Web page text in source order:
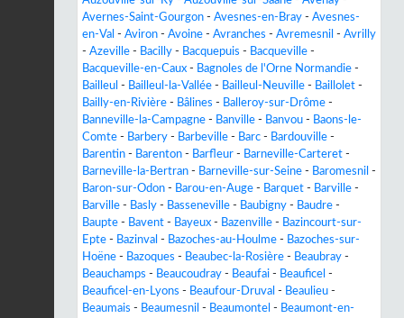
Avernes-Saint-Gourgon - Avesnes-en-Bray - Avesnes-
en-Val - Aviron - Avoine - Avranches - Avremesnil - Avrilly
- Azeville - Bacilly - Bacquepuis - Bacqueville -
Bacqueville-en-Caux - Bagnoles de l'Orne Normandie -
Bailleul - Bailleul-la-Vallée - Bailleul-Neuville - Baillolet -
Bailly-en-Rivière - Bâlines - Balleroy-sur-Drôme -
Banneville-la-Campagne - Banville - Banvou - Baons-le-
Comte - Barbery - Barbeville - Barc - Bardouville -
Barentin - Barenton - Barfleur - Barneville-Carteret -
Barneville-la-Bertran - Barneville-sur-Seine - Baromesnil -
Baron-sur-Odon - Barou-en-Auge - Barquet - Barville -
Barville - Basly - Basseneville - Baubigny - Baudre -
Baupte - Bavent - Bayeux - Bazenville - Bazincourt-sur-
Epte - Bazinval - Bazoches-au-Houlme - Bazoches-sur-
Hoëne - Bazoques - Beaubec-la-Rosière - Beaubray -
Beauchamps - Beaucoudray - Beaufai - Beauficel -
Beauficel-en-Lyons - Beaufour-Druval - Beaulieu -
Beaumais - Beaumesnil - Beaumontel - Beaumont-en-